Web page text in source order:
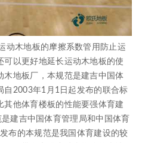
木地板的摩擦系数管用防止运
以更好地延长运动木地板的使
木地板厂，本规范是建吉中国体
自2003年1月1日起发布的联合标
其他体育楼板的性能要强体育建
建吉中国体育管理局和中国体育
布的本规范是我国体育建设的较